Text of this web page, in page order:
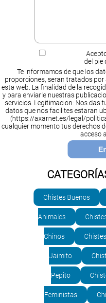
del pie
Te informamos de que los
proporciones, seran tratados por
esta web. La finalidad de la
y para enviarle nuestras
servicios. Legitimacion: Nos das
datos que nos facilites estaran
(https://axarnet.es/legal/
cualquier momento tus derechos
acceso
Chistes Buenos
Animales
Chinos
Jaimito
Pepito
Feministas